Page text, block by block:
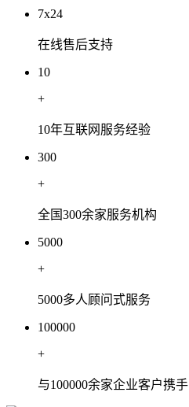
7x24
在线售后支持
10
+
10年互联网服务经验
300
+
全国300余家服务机构
5000
+
5000多人顾问式服务
100000
+
与100000余家企业客户携手